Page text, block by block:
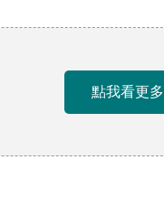
點我看更多